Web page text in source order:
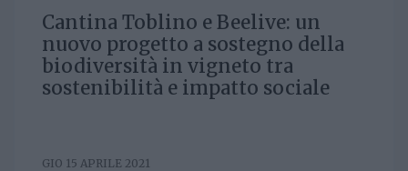
Cantina Toblino e Beelive: un
nuovo progetto a sostegno della
biodiversità in vigneto tra
sostenibilità e impatto sociale
GIO 15 APRILE 2021